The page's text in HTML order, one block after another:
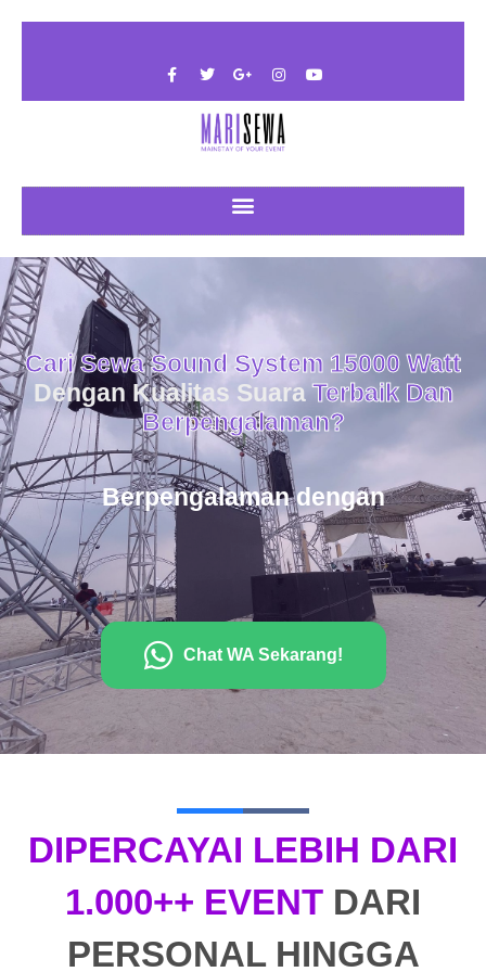
Cari Sewa Sound System 15000 Watt
Dengan Kualitas Suara Terbaik Dan
Berpengalaman?
Berpengalaman dengan
Chat WA Sekarang!
DIPERCAYAI LEBIH DARI
1.000++ EVENT DARI
PERSONAL HINGGA